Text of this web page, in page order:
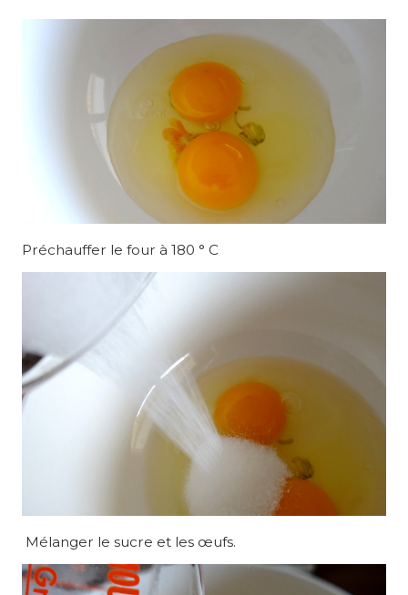
Préchauffer le four à 180 ° C
Mélanger le sucre et les œufs.